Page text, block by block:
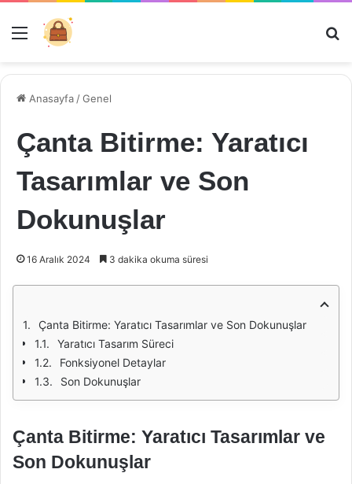
Menü
Anasayfa /Genel
Çanta Bitirme: Yaratıcı
Tasarımlar ve Son
Dokunuşlar
16 Aralık 2024 3 dakika okuma süresi
Çanta Bitirme: Yaratıcı Tasarımlar ve Son Dokunuşlar
Yaratıcı Tasarım Süreci
Fonksiyonel Detaylar
Son Dokunuşlar
Çanta Bitirme: Yaratıcı Tasarımlar ve
Son Dokunuşlar